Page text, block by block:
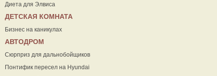
Диета для Элвиса
ДЕТСКАЯ КОМНАТА
Бизнес на каникулах
АВТОДРОМ
Сюрприз для дальнобойщиков
Понтифик пересел на Hyundai